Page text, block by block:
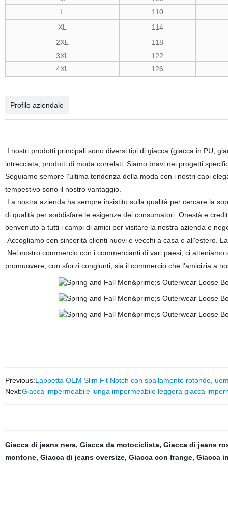
L
110
XL
114
2XL
118
3XL
122
4XL
126
Profilo aziendale
I nostri prodotti principali sono diversi tipi di giacca (giacca in PU,
intrecciata, prodotti di moda correlati. Siamo bravi nei progetti
Seguiamo sempre l'ultima tendenza della moda con i nostri capi
tempestivo sono il nostro vantaggio.
La nostra azienda ha sempre insistito sulla qualità per cercare la
di qualità per soddisfare le esigenze dei consumatori. Onestà e
benvenuto a tutti i campi di amici per visitare la nostra azienda e
Accogliamo con sincerità clienti nuovi e vecchi a casa e all'estero.
Nel nostro commercio con i commercianti di vari paesi, ci
promuovere, con sforzi congiunti, sia il commercio che l'amicizia a
Previous:Lappetta OEM Slim Fit Notch con spallamento rotondo,
Next:Giacca impermeabile lunga impermeabile leggera giacca
Giacca di jeans nera, Giacca da motociclista, Giacca di jeans
montone, Giacca di jeans oversize, Giacca con frange, Giacca